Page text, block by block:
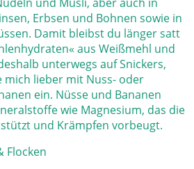
Erbsen und Bohnen sowie in
Damit bleibst du länger satt
aus Weißmehl und
unterwegs auf Snickers,
mich lieber mit Nuss- oder
ein. Nüsse und Bananen
wie Magnesium, das die
und Krämpfen vorbeugt.